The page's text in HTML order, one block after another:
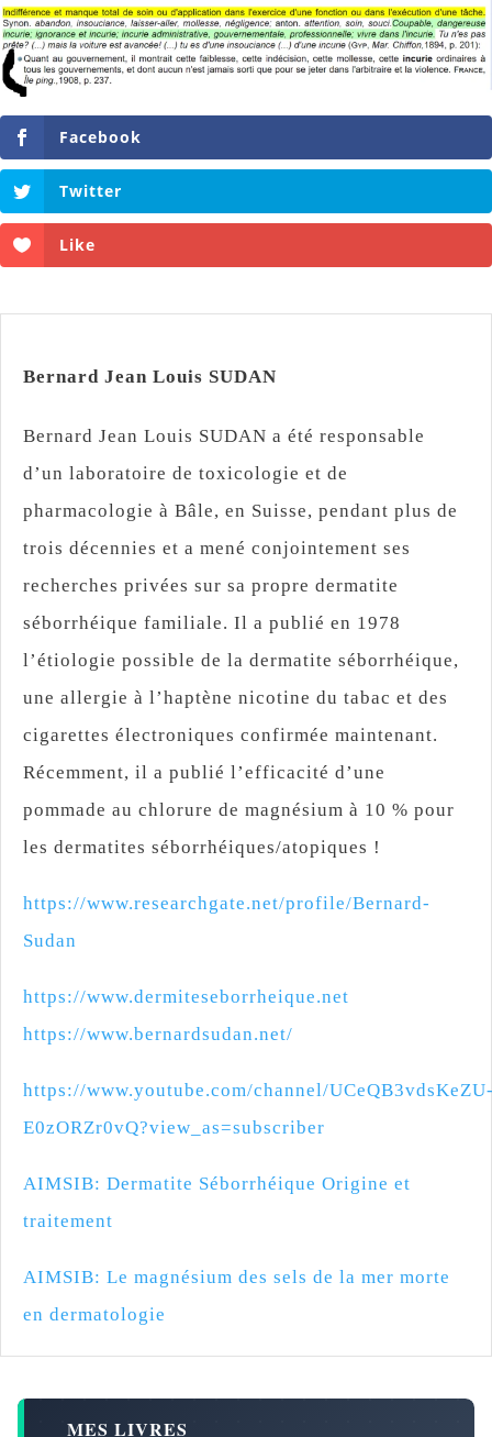
Facebook
Twitter
Like
Bernard Jean Louis SUDAN
Bernard Jean Louis SUDAN a été responsable
d’un laboratoire de toxicologie et de
pharmacologie à Bâle, en Suisse, pendant plus de
trois décennies et a mené conjointement ses
recherches privées sur sa propre dermatite
séborrhéique familiale. Il a publié en 1978
l’étiologie possible de la dermatite séborrhéique,
une allergie à l’haptène nicotine du tabac et des
cigarettes électroniques confirmée maintenant.
Récemment, il a publié l’efficacité d’une
pommade au chlorure de magnésium à 10 % pour
les dermatites séborrhéiques/atopiques !
https://www.researchgate.net/profile/Bernard-
Sudan
https://www.dermiteseborrheique.net
https://www.bernardsudan.net/
https://www.youtube.com/channel/
E0zORZr0vQ?view_as=subscriber
AIMSIB: Dermatite Séborrhéique Origine et
traitement
AIMSIB: Le magnésium des sels de la mer morte
en dermatologie
MES LIVRES